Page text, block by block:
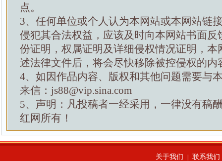
点。
3、任何单位或个人认为本网站或本网站链
侵犯其合法权益，应该及时向本网站书面反
份证明，权属证明及详细侵权情况证明，本
述法律文件后，将会尽快移除被控侵权的内
4、如因作品内容、版权和其他问题需要与
来信：js88@vip.sina.com
5、声明：凡投稿者一经采用，一律没有稿
红网所有！
关于我们 联系我们